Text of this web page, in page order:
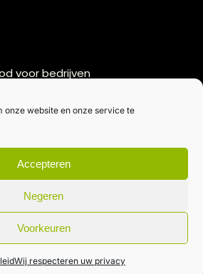
onze website en onze service te
Accepteren
Negeren
Voorkeuren
Wij respecteren uw privacy
voor bedrijven
aanvragen
veld naar je inbox.
|Privacybeleid| gemaakt met door
creativitijd